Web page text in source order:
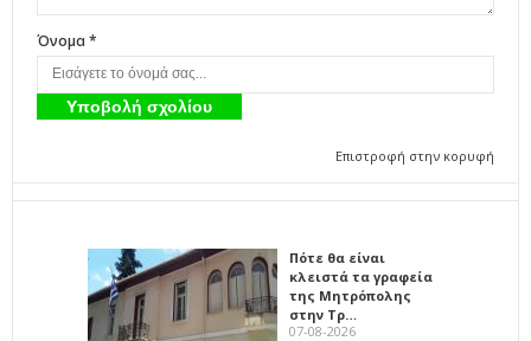
Όνομα *
Επιστροφή στην κορυφή
Πότε θα είναι
κλειστά τα γραφεία
της Μητρόπολης
στην Τρ…
07-08-2026